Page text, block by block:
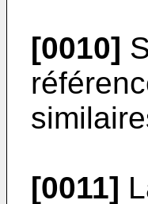
[0010]
[0011]